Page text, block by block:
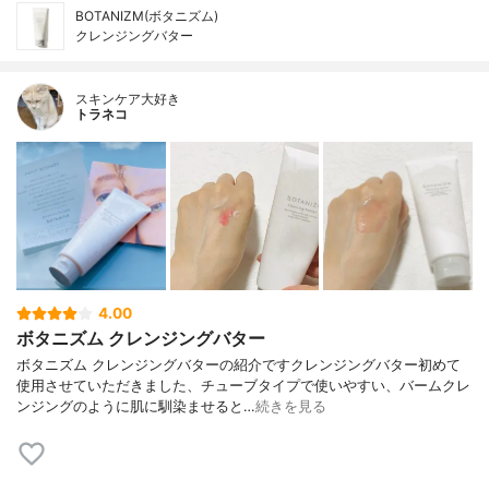
BOTANIZM(ボタニズム)
クレンジングバター
スキンケア大好き
トラネコ
4.00
ボタニズム クレンジングバター
ボタニズム クレンジングバターの紹介ですクレンジングバター初めて
使用させていただきました、チューブタイプで使いやすい、バームクレ
ンジングのように肌に馴染ませると…続きを見る